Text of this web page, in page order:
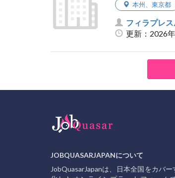
本州、 東京都
フィラプレ
更新：2026
JOBQUASARJAPANについて
JobQuasarJapanは、日本全国をカバ